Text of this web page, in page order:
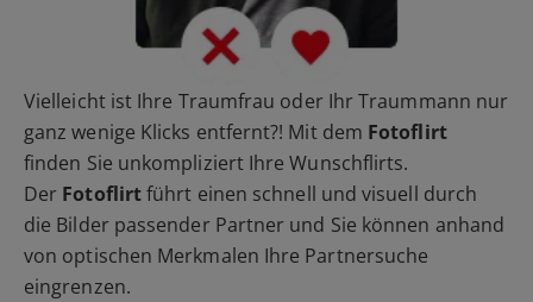
Vielleicht ist Ihre Traumfrau oder Ihr Traummann nur
ganz wenige Klicks entfernt?! Mit dem Fotoflirt
finden Sie unkompliziert Ihre Wunschflirts.
Der Fotoflirtführt einen schnell und visuell durch
die Bilder passender Partner und Sie können anhand
von optischen Merkmalen Ihre Partnersuche
eingrenzen.